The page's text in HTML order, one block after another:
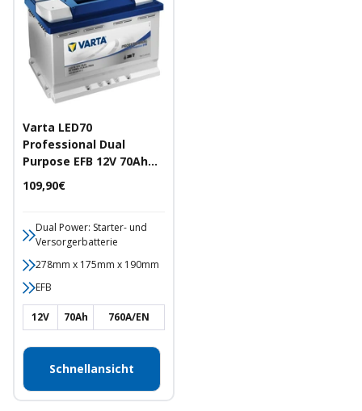
Varta LED70
Professional Dual
Purpose EFB 12V 70Ah
760A/EN Starter- und
Versorgerbatterie
Angebotspreis
109,90€
Dual Power: Starter- und
Versorgerbatterie
278mm x 175mm x 190mm
EFB
12V 70Ah 760A/EN
Schnellansicht